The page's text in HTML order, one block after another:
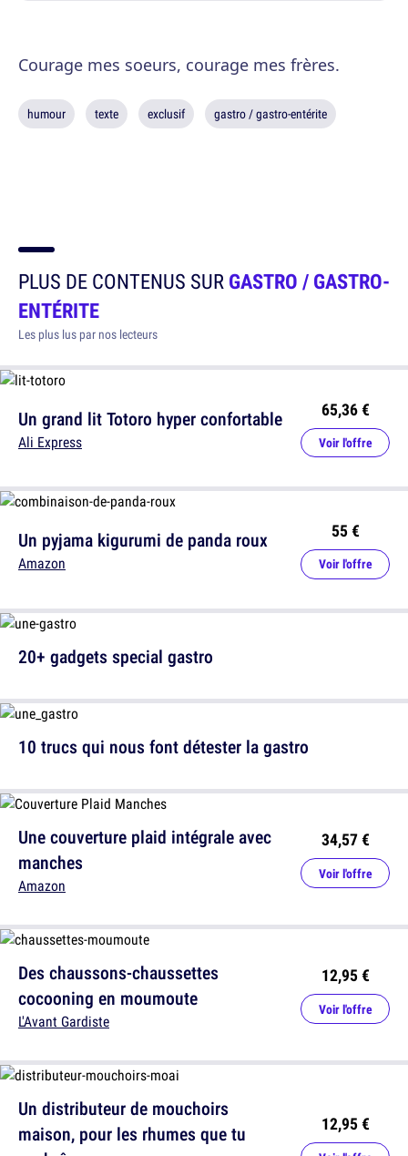
Courage mes soeurs, courage mes frères.
humour texte exclusif gastro / gastro-entérite
PLUS DE CONTENUS SURGASTRO / GASTRO-
ENTÉRITE
Les plus lus par nos lecteurs
Un grand lit Totoro hyper confortable
Ali Express
65,36 €
Voir l'offre
20+ gadgets special gastro
Une couverture plaid intégrale avec
manches
Amazon
34,57 €
Voir l'offre
Un distributeur de mouchoirs
maison, pour les rhumes que tu
12,95 €
Un pyjama kigurumi de panda roux
Amazon
55 €
Voir l'offre
10 trucs qui nous font détester la gastro
Des chaussons-chaussettes
cocooning en moumoute
L'Avant Gardiste
12,95 €
Voir l'offre